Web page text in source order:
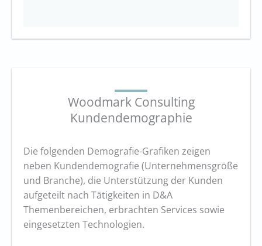
Woodmark Consulting
Kundendemographie
Die folgenden Demografie-Grafiken zeigen
neben Kundendemografie (Unternehmensgröße
und Branche), die Unterstützung der Kunden
aufgeteilt nach Tätigkeiten in D&A
Themenbereichen, erbrachten Services sowie
eingesetzten Technologien.